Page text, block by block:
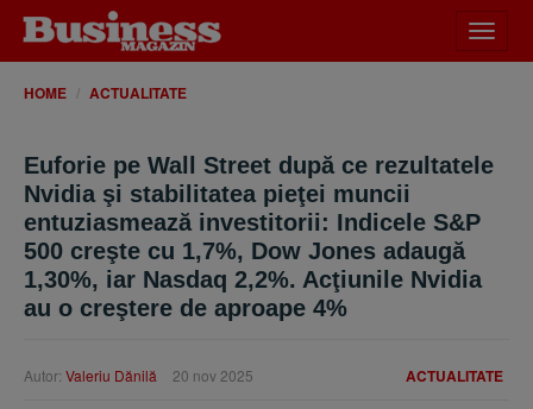
meniu
HOME ACTUALITATE
Euforie pe Wall Street după ce rezultatele
Nvidia şi stabilitatea pieţei muncii
entuziasmează investitorii: Indicele S&P
500 creşte cu 1,7%, Dow Jones adaugă
1,30%, iar Nasdaq 2,2%. Acţiunile Nvidia
au o creştere de aproape 4%
ACTUALITATE
Autor: Valeriu Dănilă 20 nov 2025